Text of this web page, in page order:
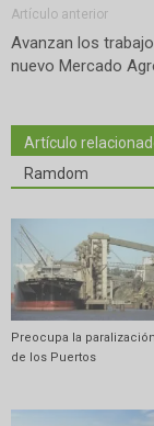
Artículo anterior
Avanzan los
nuevo Mercado
Artículo
Ramdom
Preocupa la paralización
de los Puertos